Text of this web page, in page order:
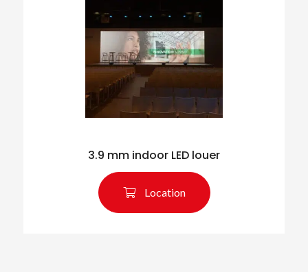
3.9 mm indoor LED louer
Location
Rechercher des produits